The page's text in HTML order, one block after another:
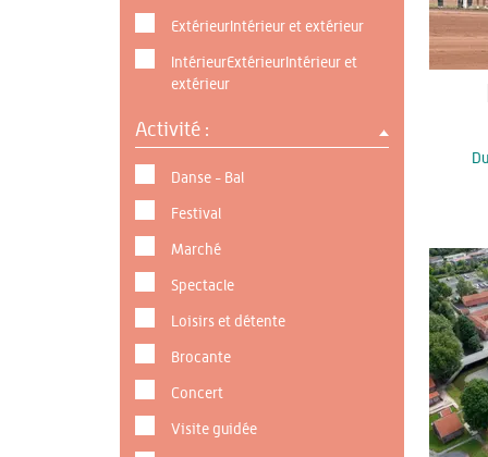
ExtérieurIntérieur et extérieur
IntérieurExtérieurIntérieur et
extérieur
Activité :
Danse - Bal
Festival
Marché
Spectacle
Loisirs et détente
Brocante
Concert
Visite guidée